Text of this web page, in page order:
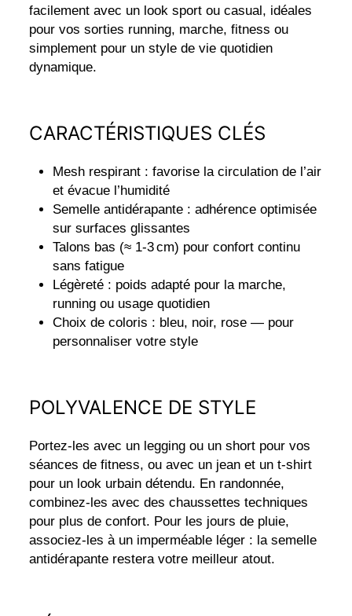
facilement avec un look sport ou casual, idéales
pour vos sorties running, marche, fitness ou
simplement pour un style de vie quotidien
dynamique.
CARACTÉRISTIQUES CLÉS
Mesh respirant : favorise la circulation de l’air
et évacue l’humidité
Semelle antidérapante : adhérence optimisée
sur surfaces glissantes
Talons bas (≈ 1‑3 cm) pour confort continu
sans fatigue
Légèreté : poids adapté pour la marche,
running ou usage quotidien
Choix de coloris : bleu, noir, rose — pour
personnaliser votre style
POLYVALENCE DE STYLE
Portez-les avec un legging ou un short pour vos
séances de fitness, ou avec un jean et un t-shirt
pour un look urbain détendu. En randonnée,
combinez-les avec des chaussettes techniques
pour plus de confort. Pour les jours de pluie,
associez-les à un imperméable léger : la semelle
antidérapante restera votre meilleur atout.